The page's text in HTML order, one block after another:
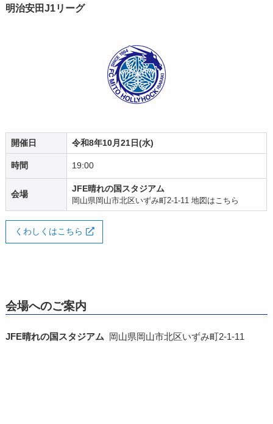
明治安田J1リーグ
開催日 令和8年10月21日(水)
時間 19:00
会場
JFE晴れの国スタジアム
岡山県岡山市北区いずみ町2-1-11 地図はこちら
くわしくはこちら
会場へのご案内
JFE晴れの国スタジアム 岡山県岡山市北区いずみ町2-1-11